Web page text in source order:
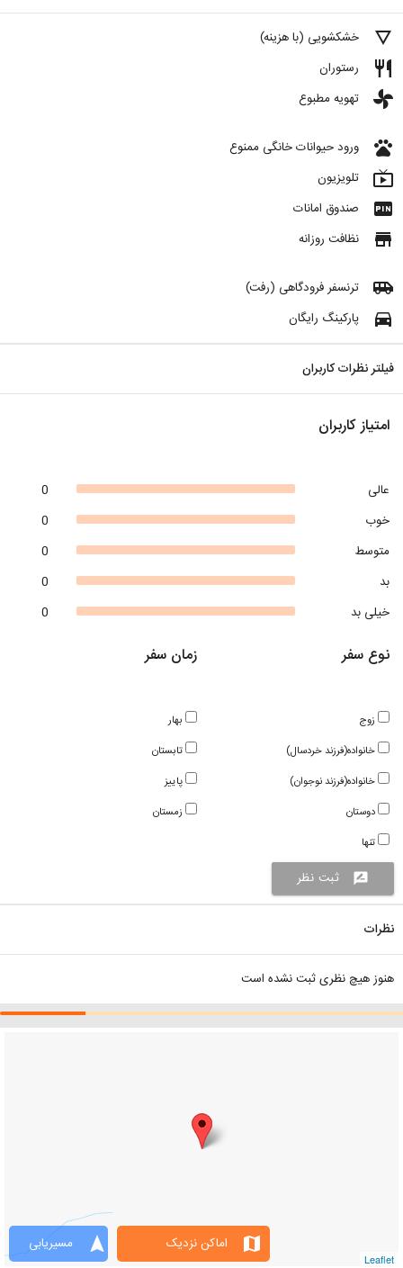
details خشکشویی (با هزینه)
restaurant رستوران
toys تهویه مطبوع
pets ورود حیوانات خانگی ممنوع
live_tv تلویزیون
fiber_pin صندوق امانات
store نظافت روزانه
airport_shuttle ترنسفر فرودگاهی (رفت)
directions_car پارکینگ رایگان
فیلتر نظرات کاربران
امتیاز کاربران
0
عالی
0
خوب
0
متوسط
0
بد
0
خیلی بد
زمان سفر
بهار
تابستان
پاییز
زمستان
نوع سفر
زوج
خانواده(فرزند خردسال)
خانواده(فرزند نوجوان)
دوستان
تنها
rate_review ثبت نظر
نظرات
هنوز هیچ نظری ثبت نشده است
Leaflet
navigation مسیریابی map اماکن نزدیک